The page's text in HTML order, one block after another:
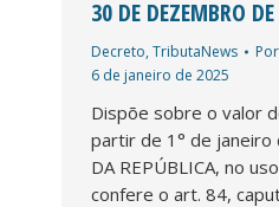
30 DE DEZEMBRO
Decreto,TributaNews Por
6 de janeiro de 2025
Dispõe sobre o valor
partir de 1° de janeiro
DA REPÚBLICA, no
confere o art. 84,